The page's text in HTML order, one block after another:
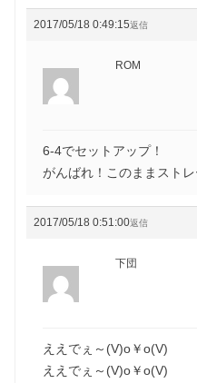
2017/05/18 0:49:15返信
ROM
6-4でセットアップ！
がんばれ！このままストレ
2017/05/18 0:51:00返信
下団
ええでぇ～(V)o￥o(V)
ええでぇ～(V)o￥o(V)